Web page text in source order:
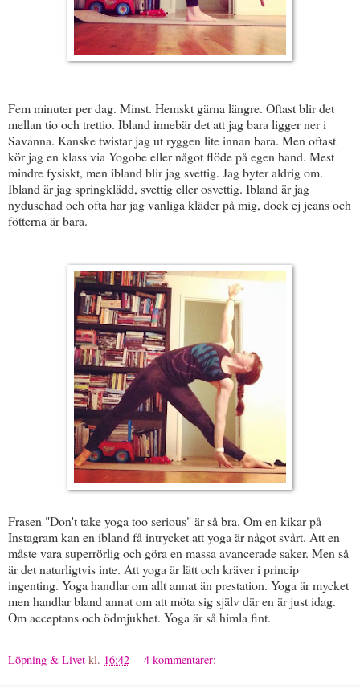
Fem minuter per dag. Minst. Hemskt gärna längre. Oftast blir det
mellan tio och trettio. Ibland innebär det att jag bara ligger ner i
Savanna. Kanske twistar jag ut ryggen lite innan bara. Men oftast
kör jag en klass via Yogobe eller något flöde på egen hand. Mest
mindre fysiskt, men ibland blir jag svettig. Jag byter aldrig om.
Ibland är jag springklädd, svettig eller osvettig. Ibland är jag
nyduschad och ofta har jag vanliga kläder på mig, dock ej jeans och
fötterna är bara.
Frasen "Don't take yoga too serious" är så bra. Om en kikar på
Instagram kan en ibland få intrycket att yoga är något svårt. Att en
måste vara superrörlig och göra en massa avancerade saker. Men så
är det naturligtvis inte. Att yoga är lätt och kräver i princip
ingenting. Yoga handlar om allt annat än prestation. Yoga är mycket
men handlar bland annat om att möta sig själv där en är just idag.
Om acceptans och ödmjukhet. Yoga är så himla fint.
Löpning & Livet kl. 16:42 4 kommentarer: